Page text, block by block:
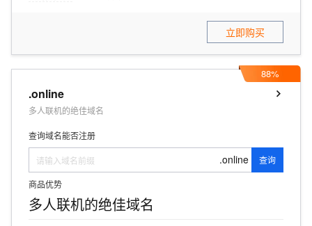
立即购买
88%
.online
多人联机的绝佳域名
查询域名能否注册
.online 查询
商品优势
多人联机的绝佳域名